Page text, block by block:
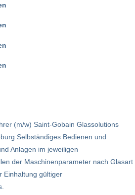
(m/w) Saint-Gobain Glassolutions
Selbständiges Bedienen und
Anlagen im jeweiligen
der Maschinenparameter nach Glasart
Einhaltung gültiger